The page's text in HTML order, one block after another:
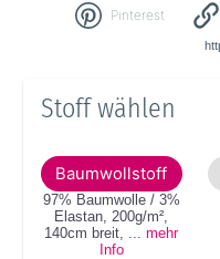
Pinterest
Stoff wählen
Baumwollstoff
97% Baumwolle / 3%
Elastan 200g/m²
140cm breit
... mehr
Info